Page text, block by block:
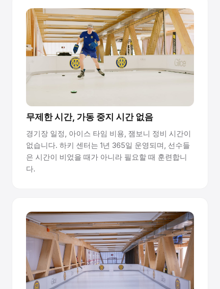
무제한 시간, 가동 중지 시간 없음
경기장 일정, 아이스 타임 비용, 잼보니 정비 시간이
없습니다. 하키 센터는 1년 365일 운영되며, 선수들
은 시간이 비었을 때가 아니라 필요할 때 훈련합니
다.